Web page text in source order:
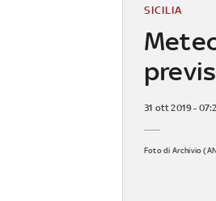
SICILIA
31 ott 2019 -
Foto di Archivio